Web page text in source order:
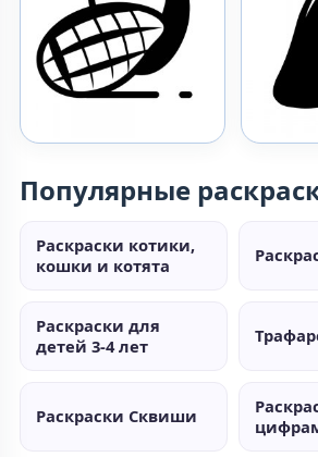
Популярные
Раскраски котики,
кошки и котята
Раскраски для
детей 3-4 лет
Раскраски Сквиши